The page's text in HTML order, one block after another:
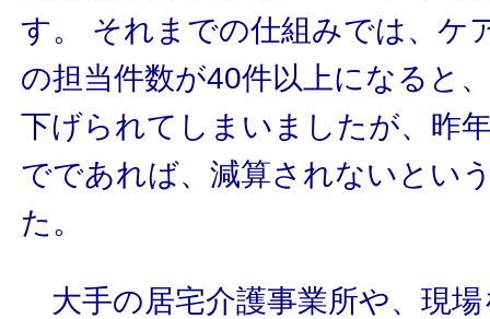
す。 それまでの仕組みでは、ケ
の担当件数が40件以上になると
下げられてしまいましたが、昨
でであれば、減算されないとい
た。
大手の居宅介護事業所や、現